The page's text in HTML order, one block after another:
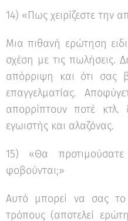
14) «Πως χειρίζεστε την
Μια πιθανή ερώτηση
σχέση με τις πωλήσεις.
απόρριψη και ότι σας
επαγγελματίας.
απορρίπτουν ποτέ κτλ.
εγωιστής και αλαζόνας.
15) «Θα
φοβούνται;»
Αυτό μπορεί να σας
τρόπους (αποτελεί